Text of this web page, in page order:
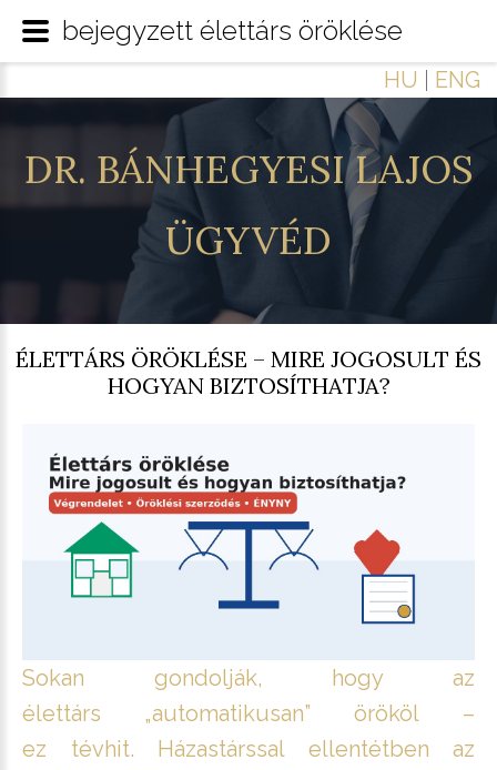
HU ENG
DR. BÁNHEGYESI LAJOS
ÜGYVÉD
ÉLETTÁRS ÖRÖKLÉSE – MIRE JOGOSULT ÉS
HOGYAN BIZTOSÍTHATJA?
Sokan gondolják, hogy az
élettárs „automatikusan” örököl –
ez tévhit. Házastárssal ellentétben az
bejegyzett élettárs öröklése